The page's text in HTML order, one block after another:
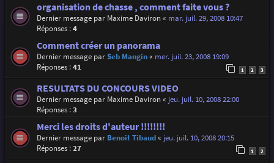
organisation de chasse , comment faite vous ?
Dernier message par Maxime Daviron« mar. juil. 29, 2008 10:47
Réponses :4
Comment créer un panorama
Dernier message parSeb Mangin« mer. juil. 23, 2008 19:09
Réponses :41 1 2 3
RESULTATS DU CONCOURS VIDEO
Dernier message par Maxime Daviron« jeu. juil. 10, 2008 22:00
Réponses :3
Merci les droits d'auteur !!!!!!!!
Dernier message par Benoit Tibaud« jeu. juil. 10, 2008 20:15
Réponses :27 1 2